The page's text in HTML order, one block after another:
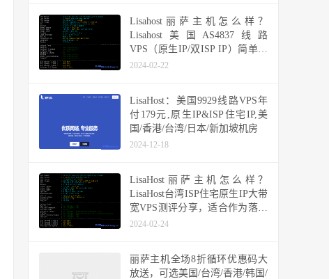
Lisahost丽萨主机怎么样？
Lisahost美国AS4837线路
VPS（原生IP/双ISP IP）简单测
评分享
2024-02-22
LisaHost：美国9929线路VPS年
付179元,原生IP&ISP住宅IP,美
国/香港/台湾/日本/新加坡机房
2024-12-18
LisaHost丽萨主机怎么样？
LisaHost台湾ISP住宅原生IP大带
宽VPS测评分享，适合作为落地
机用香港或日本机器中转使用
2024-02-24
丽萨主机全场8折循环优惠码大
放送，可选美国/台湾/香港/韩国/